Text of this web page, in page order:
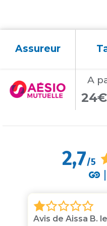
Assureur
A
2,7/5
Avis de Aissa B.